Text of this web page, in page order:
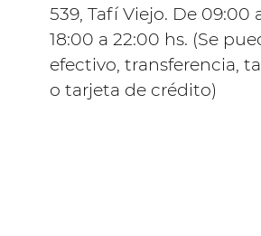
539, Tafí Viejo. De 09:00
18:00 a 22:00 hs. (Se
efectivo, transferencia,
o tarjeta de crédito)